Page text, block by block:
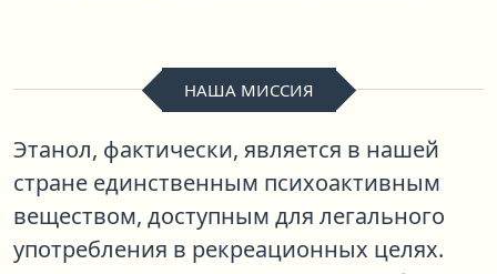
НАША МИССИЯ
Этанол, фактически, является в нашей
стране единственным психоактивным
веществом, доступным для легального
употребления в рекреационных целях.